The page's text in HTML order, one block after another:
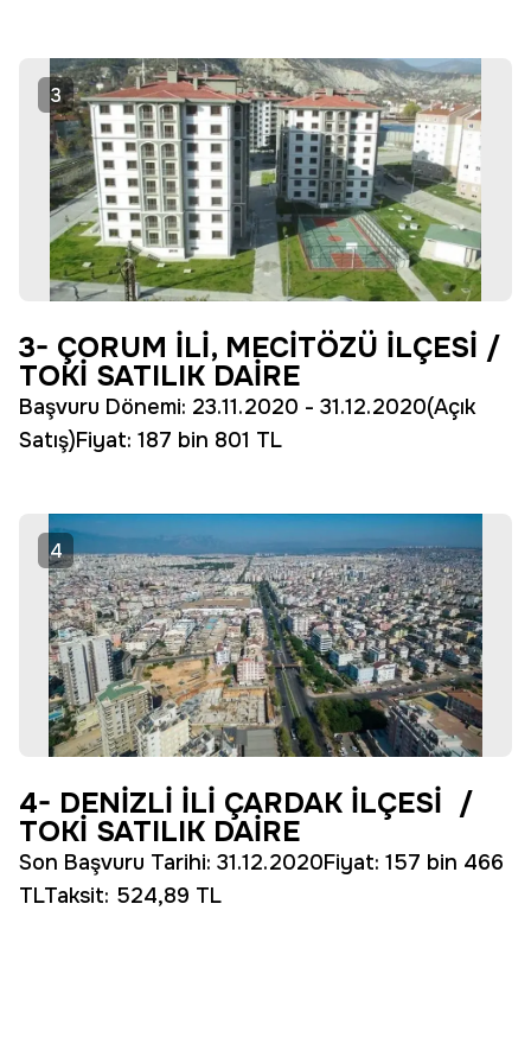
3
3- ÇORUM İLİ, MECİTÖZÜ İLÇESİ /
TOKİ SATILIK DAİRE
Başvuru Dönemi: 23.11.2020 - 31.12.2020(Açık
Satış)Fiyat: 187 bin 801 TL
4
4- DENİZLİ İLİ ÇARDAK İLÇESİ /
TOKİ SATILIK DAİRE
Son Başvuru Tarihi: 31.12.2020Fiyat: 157 bin 466
TLTaksit: 524,89 TL